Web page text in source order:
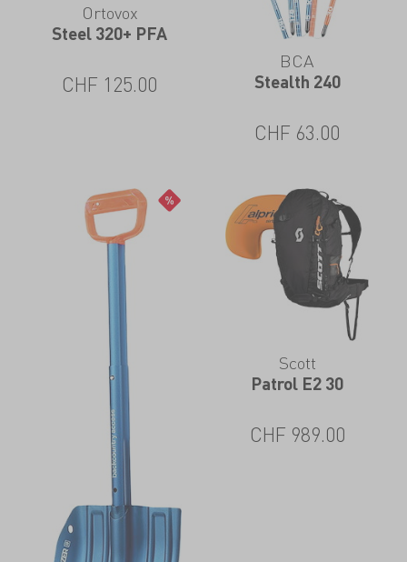
Ortovox
Steel 320+ PFA
CHF 125.00
BCA
Stealth 240
CHF 63.00
Scott
Patrol E2 30
CHF 989.00